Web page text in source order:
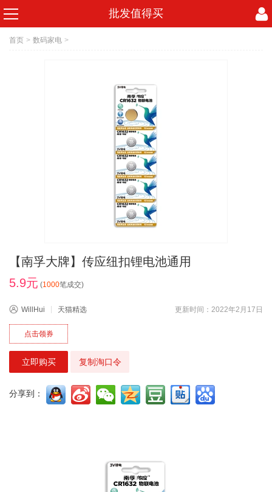
批发值得买
首页 > 数码家电 >
【南孚大牌】传应纽扣锂电池通用
5.9元 (1000笔成交)
WillHui 天猫精选 更新时间：2022年2月17日
点击领券
立即购买 复制淘口令
分享到：